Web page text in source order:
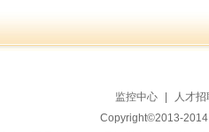
监控中心
人才招
Copyright©2013-